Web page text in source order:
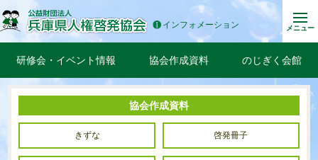
インフォメーション メニュー
研修会・イベント情報 協会作成資料 のじぎく会館
協会作成資料
きずな 啓発冊子